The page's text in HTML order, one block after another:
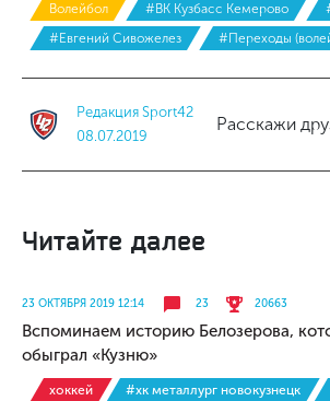
Волейбол #ВК Кузбасс Кемерово
#Евгений Сивожелез
#Переходы
Редакция Sport42
08.07.2019
Расскажи
Читайте далее
23 ОКТЯБРЯ 2019 12:14 23 20663
Вспоминаем историю Белозерова,
обыграл «Кузню»
хоккей #хк металлург новокузнецк